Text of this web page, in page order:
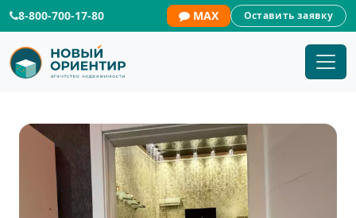
8-800-700-17-80 MAX Оставить заявку